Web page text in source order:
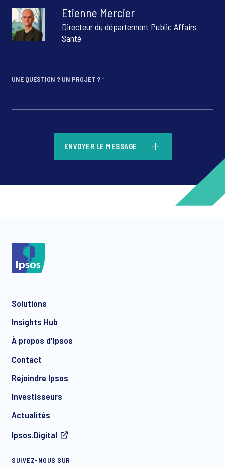
que 78 % des personnes ayant une opinion déclarent se sentir
fiers d’être Français lors du défilé des troupes des armées le
14 juillet.
Etienne Mercier
Directeur du département Public Affairs
Santé
UNE QUESTION ? UN PROJET ?*
ENVOYER LE MESSAGE
Solutions
Insights Hub
À propos d'Ipsos
Contact
Rejoindre Ipsos
Investisseurs
Actualités
Ipsos.Digital
SUIVEZ-NOUS SUR